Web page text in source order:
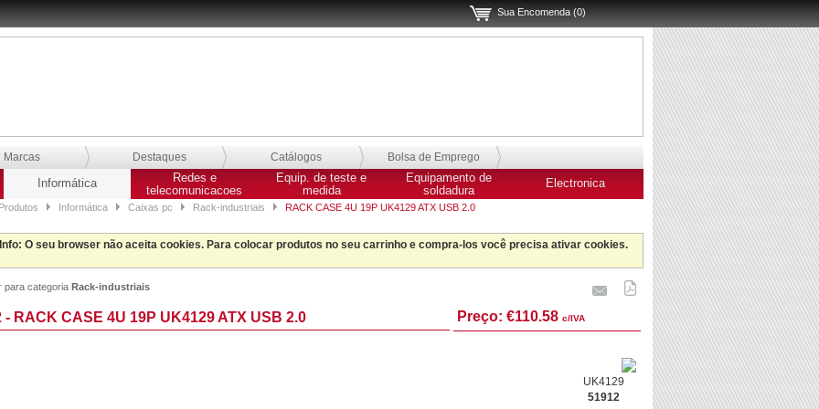
Sua Encomenda (0)
Marcas Destaques Catálogos Bolsa de Emprego
Informática
Redes e
telecomunicacoes
Equip. de teste e
medida
Equipamento de
soldadura
Electronica
Produtos Informática Caixas pc Rack-industriais RACK CASE 4U 19P UK4129 ATX USB 2.0
Info: O seu browser não aceita cookies. Para colocar produtos no seu carrinho e compra-los você precisa ativar cookies.
para categoria Rack-industriais
- RACK CASE 4U 19P UK4129 ATX USB 2.0 Preço: €110.58 c/IVA
UK4129
51912